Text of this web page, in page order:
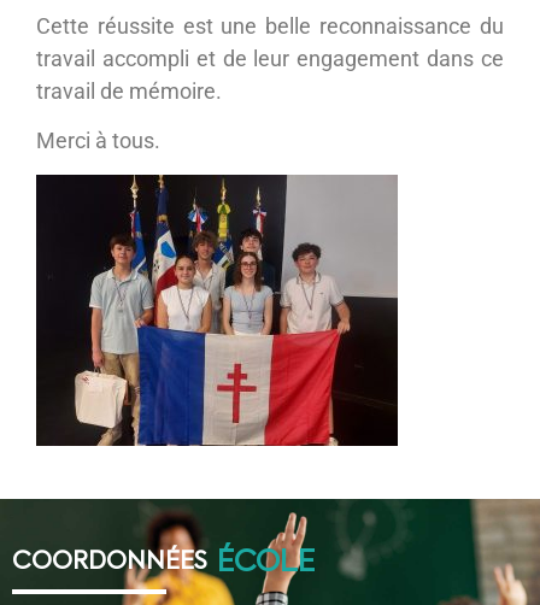
Cette réussite est une belle reconnaissance du
travail accompli et de leur engagement dans ce
travail de mémoire.
Merci à tous.
COORDONNÉES ÉCOLE